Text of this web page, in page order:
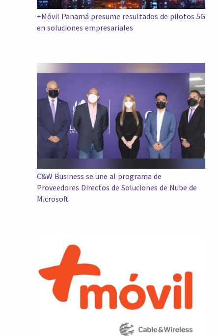
+Móvil Panamá presume resultados de pilotos 5G
en soluciones empresariales
C&W Business se une al programa de
Proveedores Directos de Soluciones de Nube de
Microsoft